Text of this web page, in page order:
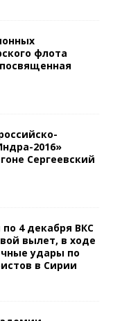
флота
2016»
Сергеевский
4 декабря ВКС
вылет, в ходе
удары по
в Сирии